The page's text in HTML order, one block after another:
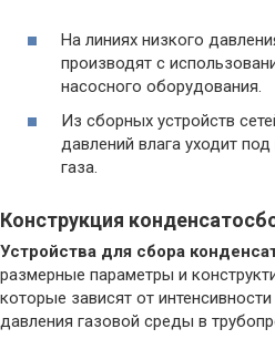
На линиях низкого
производят с
насосного оборудования.
Из сборных устройств
давлений влага уходит
газа.
Конструкция
Устройства для сбора
размерные параметры и
которые зависят от
давления газовой среды в